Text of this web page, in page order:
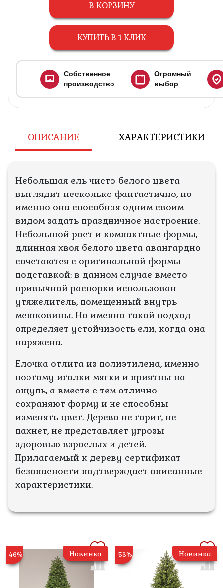
В КОРЗИНУ
КУПИТЬ В 1 КЛИК
Собственное
производство
Огромный
выбор
ОПИСАНИЕ ХАРАКТЕРИСТИКИ
Небольшая ель чисто-белого цвета
выглядит несколько фантастично, но
именно она способная одним своим
видом задать праздничное настроение.
Небольшой рост и компактные формы,
длинная хвоя белого цвета авангардно
сочетаются с оригинальной формы
подставкой: в данном случае вместо
привычной распорки использован
утяжелитель, помещенный внутрь
мешковины. Но именно такой подход
определяет устойчивость ели, когда она
наряжена.
Елочка отлита из полиэтилена, именно
поэтому иголки мягки и приятны на
ощупь, а вместе с тем отлично
сохраняют форму и не способны
изменять цвет. Дерево не горит, не
пахнет, не представляет угрозы
здоровью взрослых и детей.
Прилагаемый к дереву сертификат
безопасности подтверждает описанные
характеристики.
-46% Новинка -53% Новинка